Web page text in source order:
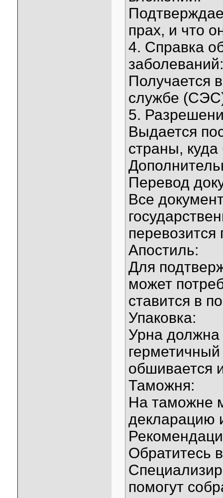
прах, и что
4. Справка
заболеваний:
Получается
службе
5.
Выдается
страны, куда
Перевод
Все
перевозится
Апостиль:
Для
может
ставится в
Упаковка:
Урна
обшивается
Таможня:
На таможне
декларацию
Обратитесь
помогут